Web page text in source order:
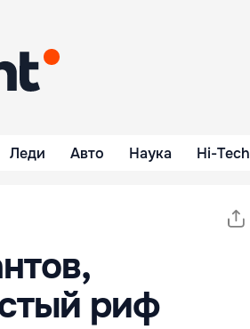
Леди Авто Наука Hi-Tech
риф